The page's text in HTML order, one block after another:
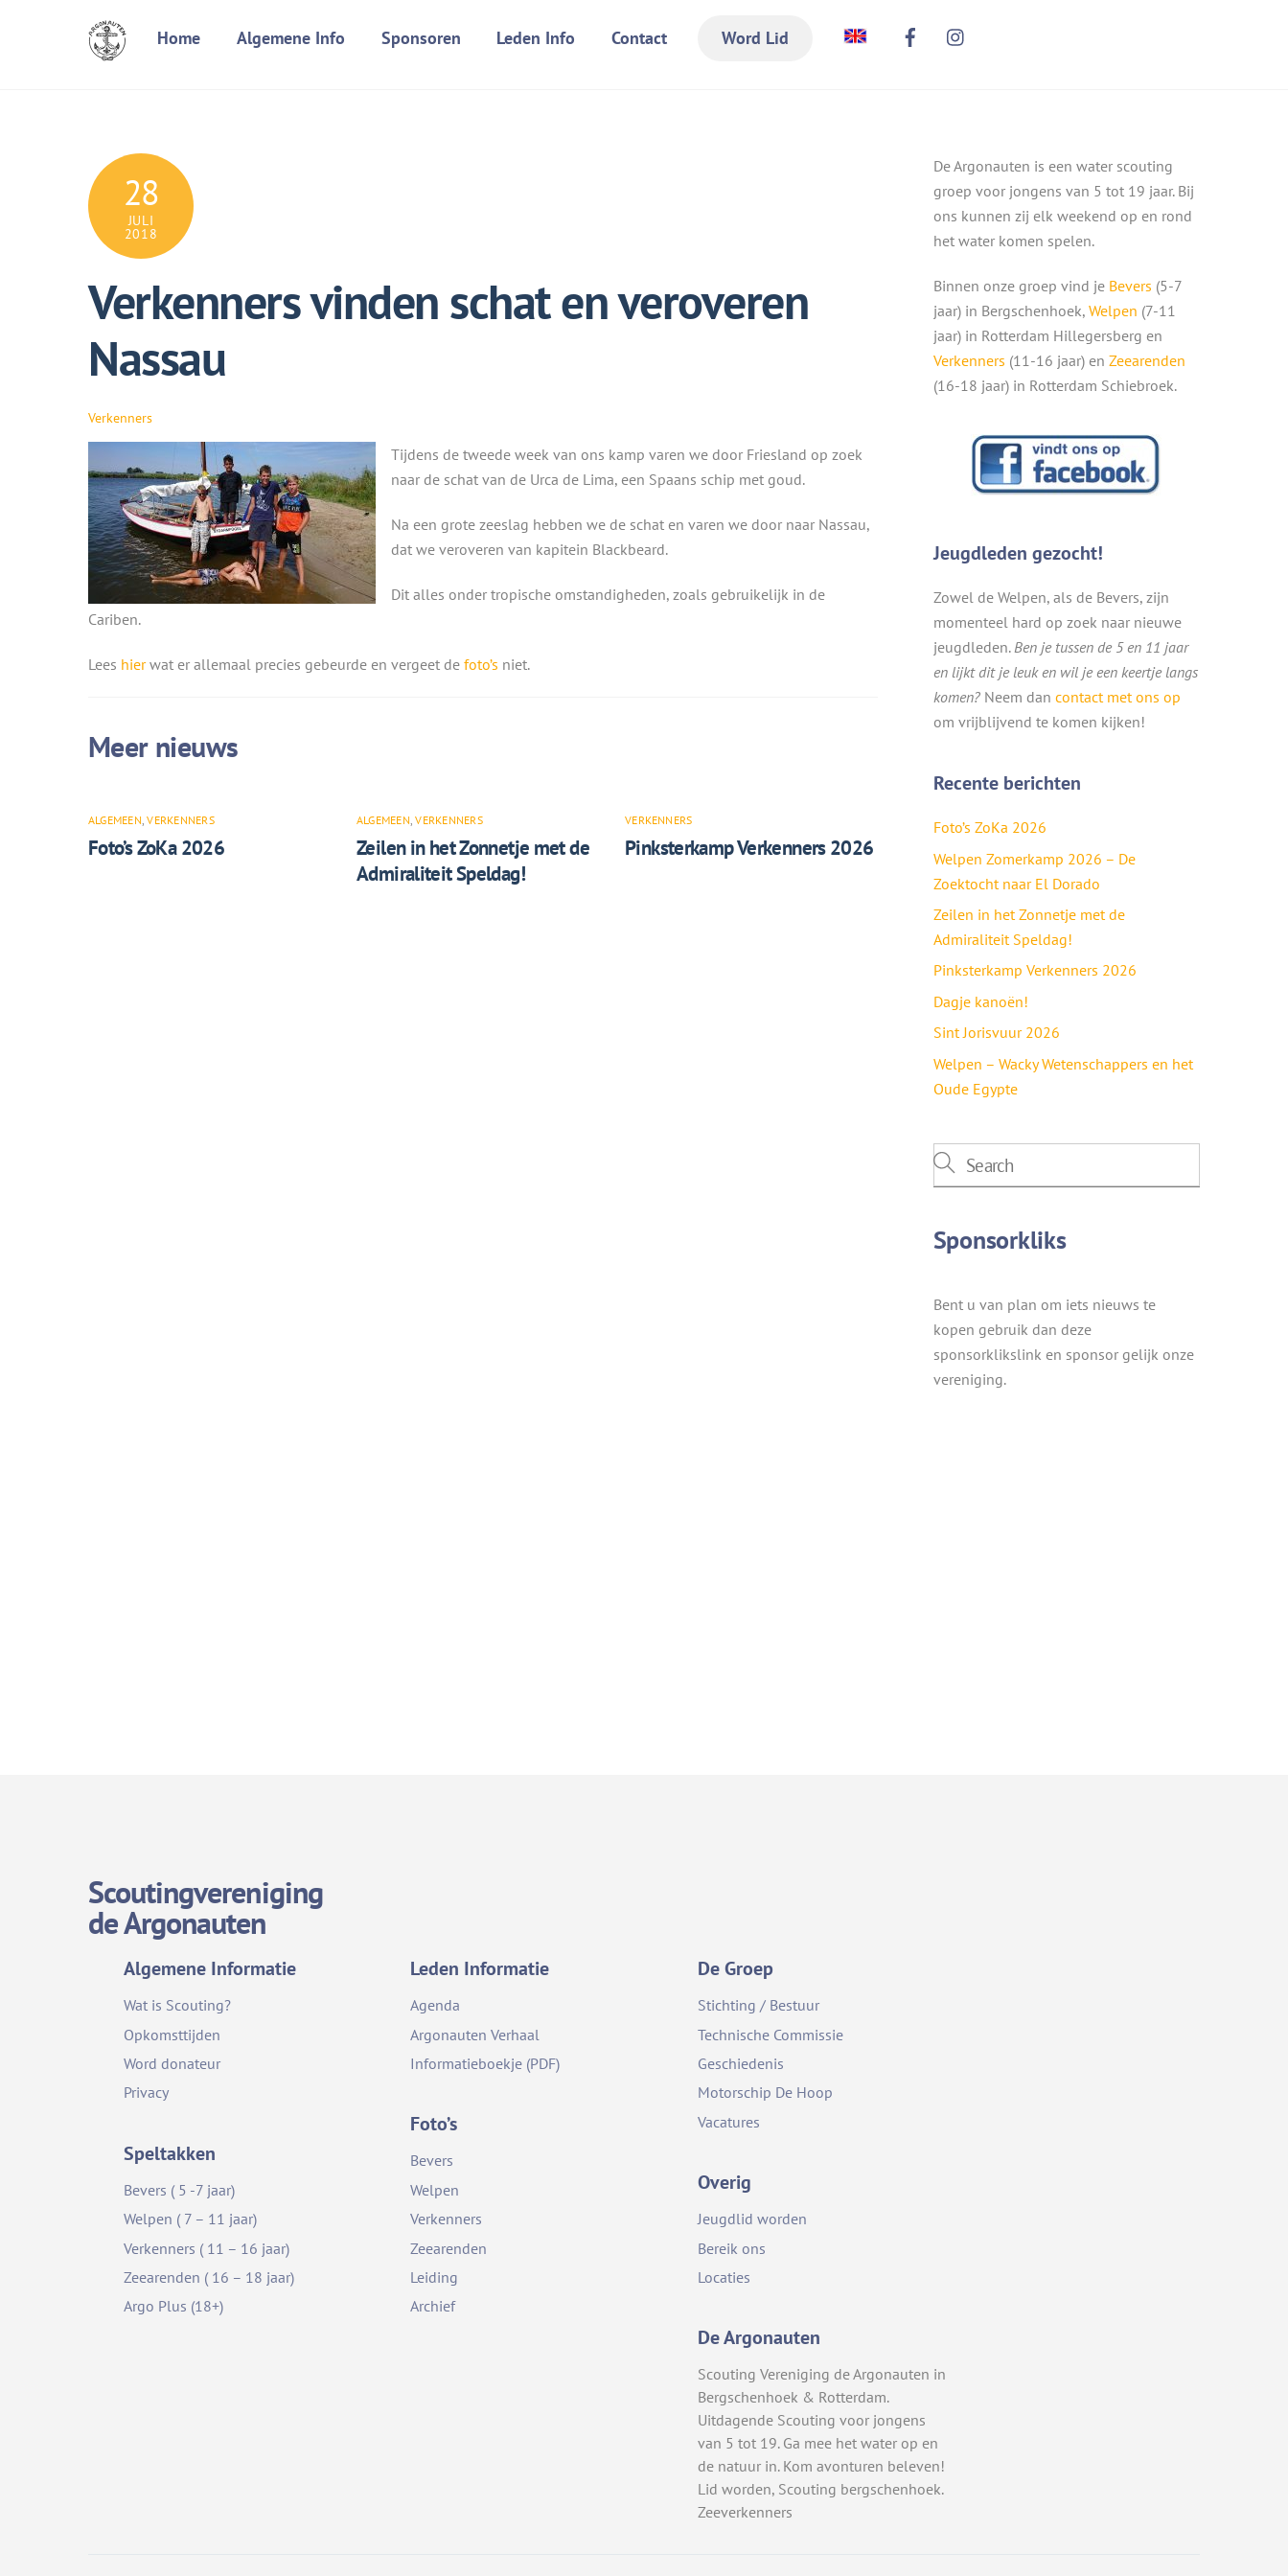
Home Algemene Info Sponsoren Leden Info Contact Word Lid
28
JULI
2018
Verkenners vinden schat en veroveren
Nassau
Verkenners
Tijdens de tweede week van ons kamp varen we door Friesland op zoek
naar de schat van de Urca de Lima, een Spaans schip met goud.
Na een grote zeeslag hebben we de schat en varen we door naar Nassau,
dat we veroveren van kapitein Blackbeard.
Dit alles onder tropische omstandigheden, zoals gebruikelijk in de
Cariben.
Lees hierwat er allemaal precies gebeurde en vergeet de foto’s niet.
ALGEMEEN ,VERKENNERS
Foto’s ZoKa 2026
ALGEMEEN ,VERKENNERS
Zeilen in het Zonnetje met de
Admiraliteit Speldag!
VERKENNERS
Pinksterkamp Verkenners 2026
De Argonauten is een water scouting
groep voor jongens van 5 tot 19 jaar. Bij
ons kunnen zij elk weekend op en rond
het water komen spelen.
Binnen onze groep vind je Bevers (5-7
jaar) in Bergschenhoek, Welpen (7-11
jaar) in Rotterdam Hillegersberg en
Verkenners (11-16 jaar) en Zeearenden
(16-18 jaar) in Rotterdam Schiebroek.
Jeugdleden gezocht!
Zowel de Welpen, als de Bevers, zijn
momenteel hard op zoek naar nieuwe
jeugdleden. Ben je tussen de 5 en 11 jaar
en lijkt dit je leuk en wil je een keertje langs
komen?Neem dan contact met ons op
om vrijblijvend te komen kijken!
Recente berichten
Foto’s ZoKa 2026
Welpen Zomerkamp 2026 – De
Zoektocht naar El Dorado
Zeilen in het Zonnetje met de
Admiraliteit Speldag!
Pinksterkamp Verkenners 2026
Dagje kanoën!
Sint Jorisvuur 2026
Welpen – Wacky Wetenschappers en het
Oude Egypte
Sponsorkliks
Bent u van plan om iets nieuws te
kopen gebruik dan deze
sponsorklikslink en sponsor gelijk onze
vereniging.
Scoutingvereniging
de Argonauten
Algemene Informatie
Wat is Scouting?
Opkomsttijden
Word donateur
Privacy
Speltakken
Bevers ( 5 -7 jaar)
Welpen ( 7 – 11 jaar)
Verkenners ( 11 – 16 jaar)
Zeearenden ( 16 – 18 jaar)
Argo Plus (18+)
Leden Informatie
Agenda
Argonauten Verhaal
Informatieboekje (PDF)
Foto’s
Bevers
Welpen
Verkenners
Zeearenden
Leiding
Archief
De Groep
Stichting / Bestuur
Technische Commissie
Geschiedenis
Motorschip De Hoop
Vacatures
Overig
Jeugdlid worden
Bereik ons
Locaties
De Argonauten
Scouting Vereniging de Argonauten in
Bergschenhoek & Rotterdam.
Uitdagende Scouting voor jongens
van 5 tot 19. Ga mee het water op en
de natuur in. Kom avonturen beleven!
Lid worden, Scouting bergschenhoek.
Zeeverkenners